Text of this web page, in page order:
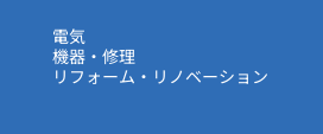
電気
機器・修理
リフォーム・リノベーション